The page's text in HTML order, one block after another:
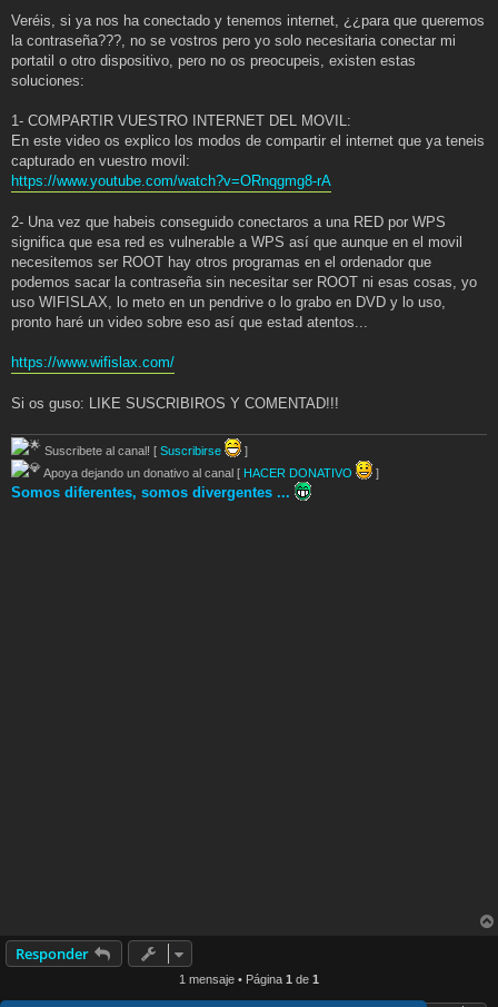
Veréis, si ya nos ha conectado y tenemos internet, ¿¿para que queremos
la contraseña???, no se vostros pero yo solo necesitaria conectar mi
portatil o otro dispositivo, pero no os preocupeis, existen estas
soluciones:
1- COMPARTIR VUESTRO INTERNET DEL MOVIL:
En este video os explico los modos de compartir el internet que ya teneis
capturado en vuestro movil:
https://www.youtube.com/watch?v=ORnqgmg8-rA
2- Una vez que habeis conseguido conectaros a una RED por WPS
significa que esa red es vulnerable a WPS así que aunque en el movil
necesitemos ser ROOT hay otros programas en el ordenador que
podemos sacar la contraseña sin necesitar ser ROOT ni esas cosas, yo
uso WIFISLAX, lo meto en un pendrive o lo grabo en DVD y lo uso,
pronto haré un video sobre eso así que estad atentos...
https://www.wifislax.com/
Si os guso: LIKE SUSCRIBIROS Y COMENTAD!!!
Suscribete al canal! [ Suscribirse
]
Apoya dejando un donativo al canal [ HACER DONATIVO ]
Somos diferentes, somos divergentes ...
Responder
1 mensaje • Página 1 de 1